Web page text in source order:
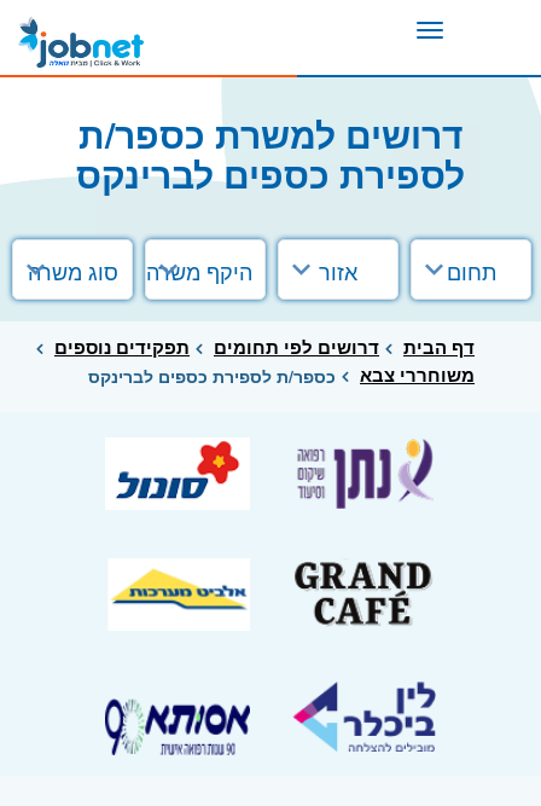
Toggle
דרושים למשרת כספר/ת
לספירת כספים לברינקס
תחום אזור היקף משרה סוג משרה
דף הבית דרושים לפי תחומים
תפקידים נוספים
משוחררי צבא
כספר/ת לספירת כספים לברינקס